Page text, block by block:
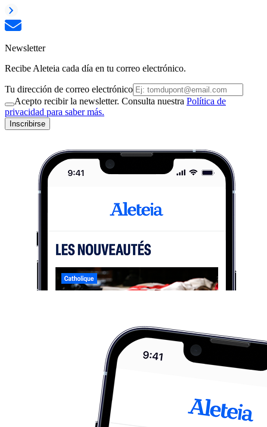
Newsletter
Recibe Aleteia cada día en tu correo electrónico.
Tu dirección de correo electrónico
Acepto recibir la newsletter. Consulta nuestra Política de
privacidad para saber más.
Inscribirse